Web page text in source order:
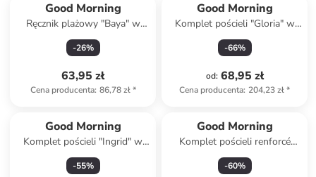
Good Morning
Ręcznik plażowy "Baya" w
kolorze niebiesko-
pomarańczowym
-26%
63,95 zł
Cena producenta: 86,78 zł*
Good Morning
Komplet pościeli "Gloria" w
kolorze kremowo-beżowym
-66%
od: 68,95 zł
Cena producenta: 204,23 zł*
Good Morning
Komplet pościeli "Ingrid" w
kolorze beżowym
-55%
Good Morning
Komplet pościeli renforcé
"Dinosaur" w kolorze biało-
zielono-miętowym
-60%